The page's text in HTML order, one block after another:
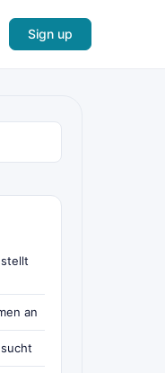
Sign up
an